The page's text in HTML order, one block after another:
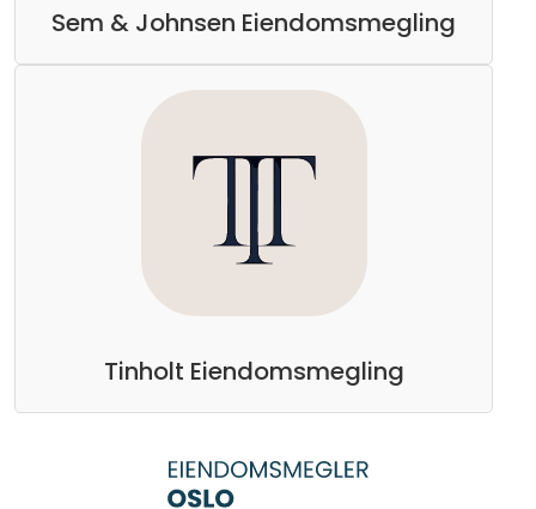
Sem & Johnsen Eiendomsmegling
Tinholt Eiendomsmegling